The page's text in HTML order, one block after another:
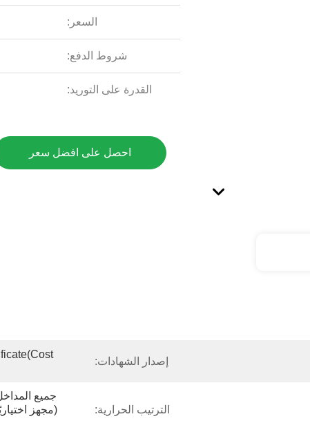
السعر:
شروط الدفع:
القدرة على التوريد:
احصل على افضل سعر
إصدار الشهادات:
الترتيب الحرارية: